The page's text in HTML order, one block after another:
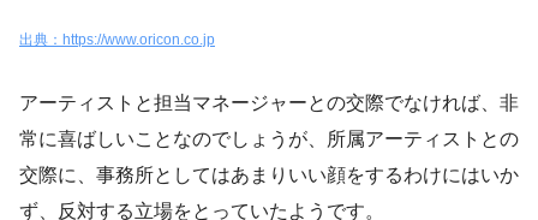
出典：https://www.oricon.co.jp
アーティストと担当マネージャーとの交際でなければ、非
常に喜ばしいことなのでしょうが、所属アーティストとの
交際に、 事務所としてはあまりいい顔をするわけにはいか
ず、反対する立場をとっていた ようです。